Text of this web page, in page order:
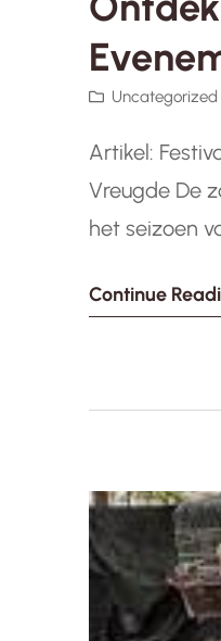
Uncategorized
Artikel:
Vreugde De
het seizoen
Continue